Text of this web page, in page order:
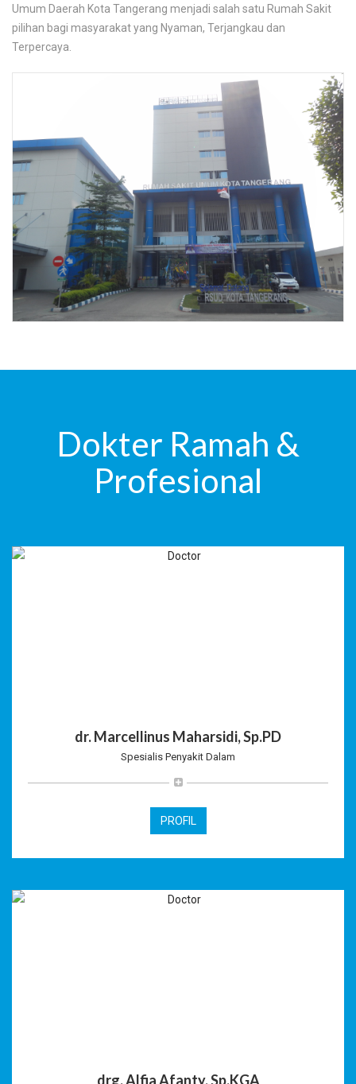
Umum Daerah Kota Tangerang menjadi salah satu Rumah Sakit
pilihan bagi masyarakat yang Nyaman, Terjangkau dan
Terpercaya.
Dokter Ramah &
Profesional
dr. Marcellinus Maharsidi, Sp.PD
Spesialis Penyakit Dalam
PROFIL
drg. Alfia Afanty, Sp.KGA